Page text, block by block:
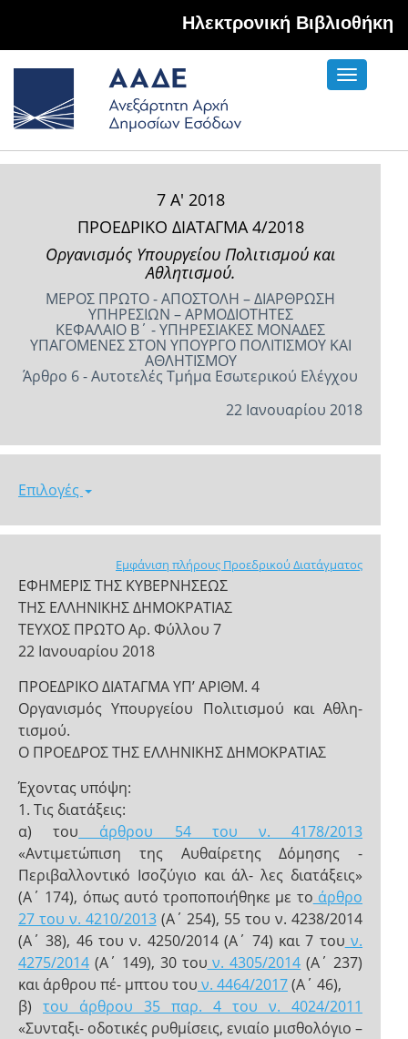
Hλεκτρονική Βιβλιοθήκη
Toggle
7 Α' 2018
ΠΡΟΕΔΡΙΚΟ ΔΙΑΤΑΓΜΑ 4/2018
Οργανισμός Υπουργείου Πολιτισμού και
Αθλητισμού.
ΜΕΡΟΣ ΠΡΩΤΟ - ΑΠΟΣΤΟΛΗ – ΔΙΑΡΘΡΩΣΗ
ΥΠΗΡΕΣΙΩΝ – ΑΡΜΟΔΙΟΤΗΤΕΣ
ΚΕΦΑΛΑΙΟ Β΄ - ΥΠΗΡΕΣΙΑΚΕΣ ΜΟΝΑΔΕΣ
ΥΠΑΓΟΜΕΝΕΣ ΣΤΟΝ ΥΠΟΥΡΓΟ ΠΟΛΙΤΙΣΜΟΥ ΚΑΙ
ΑΘΛΗΤΙΣΜΟΥ
Άρθρο 6 - Αυτοτελές Τμήμα Εσωτερικού Ελέγχου
22 Ιανουαρίου 2018
Επιλογές
Εμφάνιση πλήρους Προεδρικού Διατάγματος
ΕΦΗΜΕΡΙΣ ΤΗΣ ΚΥΒΕΡΝΗΣΕΩΣ
ΤΗΣ ΕΛΛΗΝΙΚΗΣ ΔΗΜΟΚΡΑΤΙΑΣ
ΤΕΥΧΟΣ ΠΡΩΤΟ Αρ. Φύλλου 7
22 Ιανουαρίου 2018
ΠΡΟΕΔΡΙΚΟ ΔΙΑΤΑΓΜΑ ΥΠ’ ΑΡΙΘΜ. 4
Οργανισμός Υπουργείου Πολιτισμού και Αθλη-
τισμού.
Ο ΠΡΟΕΔΡΟΣ ΤΗΣ ΕΛΛΗΝΙΚΗΣ ΔΗΜΟΚΡΑΤΙΑΣ
Έχοντας υπόψη:
1. Τις διατάξεις:
α) του άρθρου 54 του ν. 4178/2013
«Αντιμετώπιση της Αυθαίρετης Δόμησης -
Περιβαλλοντικό Ισοζύγιο και άλ- λες διατάξεις»
(Α΄ 174), όπως αυτό τροποποιήθηκε με το άρθρο
27 του ν. 4210/2013(Α΄ 254), 55 του ν. 4238/2014
(Α΄ 38), 46 του ν. 4250/2014 (Α΄ 74) και 7 του ν.
4275/2014 (Α΄ 149), 30 του ν. 4305/2014 (Α΄ 237)
και άρθρου πέ- μπτου του ν. 4464/2017(Α΄ 46),
β) του άρθρου 35 παρ. 4 του ν. 4024/2011
«Συνταξι- οδοτικές ρυθμίσεις, ενιαίο μισθολόγιο –